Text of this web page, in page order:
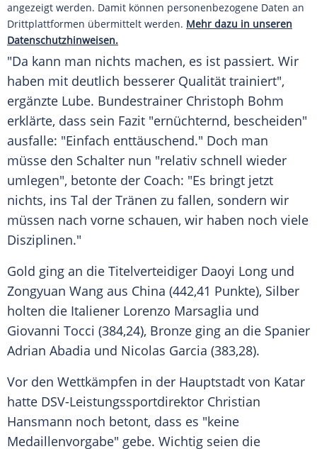
angezeigt werden. Damit können personenbezogene Daten an
Drittplattformen übermittelt werden. Mehr dazu in unseren
Datenschutzhinweisen.
"Da kann man nichts machen, es ist passiert. Wir
haben mit deutlich besserer Qualität trainiert",
ergänzte Lube. Bundestrainer Christoph Bohm
erklärte, dass sein Fazit "ernüchternd, bescheiden"
ausfalle: "Einfach enttäuschend." Doch man
müsse den Schalter nun "relativ schnell wieder
umlegen", betonte der Coach: "Es bringt jetzt
nichts, ins Tal der Tränen zu fallen, sondern wir
müssen nach vorne schauen, wir haben noch viele
Disziplinen."
Gold ging an die Titelverteidiger Daoyi Long und
Zongyuan Wang aus China (442,41 Punkte), Silber
holten die Italiener Lorenzo Marsaglia und
Giovanni Tocci (384,24), Bronze ging an die Spanier
Adrian Abadia und Nicolas Garcia (383,28).
Vor den Wettkämpfen in der Hauptstadt von Katar
hatte DSV-Leistungssportdirektor Christian
Hansmann noch betont, dass es "keine
Medaillenvorgabe" gebe. Wichtig seien die